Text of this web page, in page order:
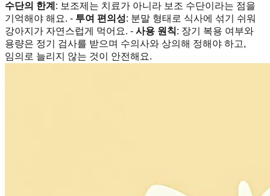
수단의 한계 : 보조제는 치료가 아니라 보조 수단이라는 점을
기억해야 해요. - 투여 편의성: 분말 형태로 식사에 섞기 쉬워
강아지가 자연스럽게 먹어요. - 사용 원칙: 장기 복용 여부와
용량은 정기 검사를 받으며 수의사와 상의해 정해야 하고,
임의로 늘리지 않는 것이 안전해요.